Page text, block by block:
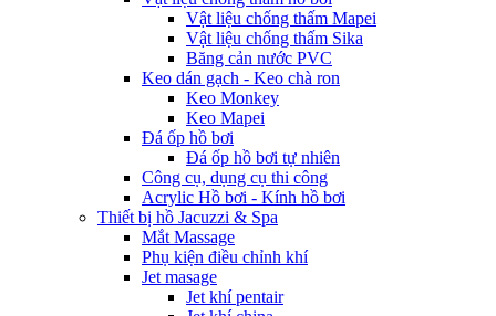
Vật liệu chống thấm Mapei
Vật liệu chống thấm Sika
Băng cản nước PVC
Keo dán gạch - Keo chà ron
Keo Monkey
Keo Mapei
Đá ốp hồ bơi
Đá ốp hồ bơi tự nhiên
Công cụ, dụng cụ thi công
Acrylic Hồ bơi - Kính hồ bơi
Thiết bị hồ Jacuzzi & Spa
Mắt Massage
Phụ kiện điều chỉnh khí
Jet masage
Jet khí pentair